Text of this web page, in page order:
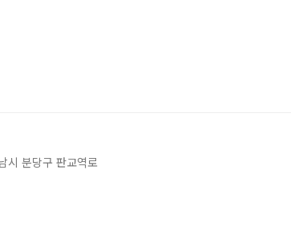
분당구 판교역로